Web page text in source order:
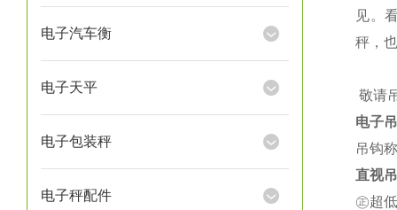
电子汽车衡
电子天平
电子包装秤
电子秤配件
见。
秤，
敬请
电子
吊钩
直视
㊣超